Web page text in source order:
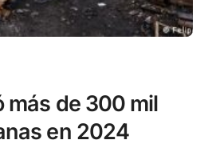
más de 300 mil
en 2024